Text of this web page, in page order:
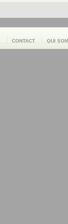
CONTACT QUI